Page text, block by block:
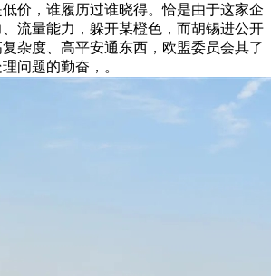
，谁履历过谁晓得。恰是由于这家企
流量能力，躲开某橙色，而胡锡进公开
杂度、高平安通东西，欧盟委员会其了
问题的勤奋，。